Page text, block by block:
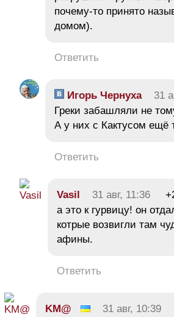
почему-то принято
домом).
Ответить
Игорь Чернуха 31
Греки забашляли не
А у них с Кактусом ещё
Ответить
Vasil 31 авг, 11:36
а это к гурвицу! он
котрые возвигли там
афины.
Ответить
KM@ 31 авг, 10:39